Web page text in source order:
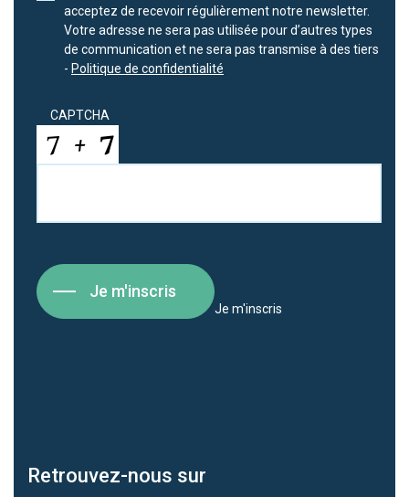
acceptez de recevoir régulièrement notre newsletter.
Votre adresse ne sera pas utilisée pour d’autres types
de communication et ne sera pas transmise à des tiers
- Politique de confidentialité
CAPTCHA
Je m'inscris
Je m'inscris
Retrouvez-nous sur